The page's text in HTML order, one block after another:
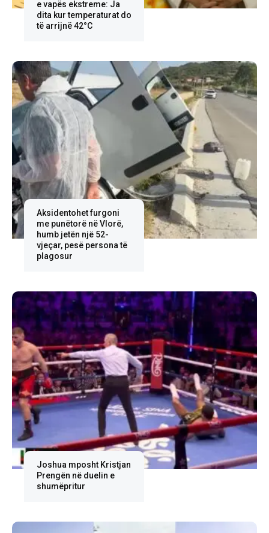
e vapës ekstreme: Ja
dita kur temperaturat do
të arrijnë 42°C
Aksidentohet furgoni
me punëtorë në Vlorë,
humb jetën një 52-
vjeçar, pesë persona të
plagosur
Joshua mposht Kristjan
Prengën në duelin e
shumëpritur